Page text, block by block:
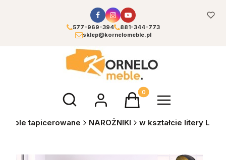
577-969-394
881-344-773
sklep@kornelomeble.pl
Otwórz wyszukiwarkęProdukty w koszyku: 0.
Meble tapicerowane NAROŻNIKI w kształcie litery L